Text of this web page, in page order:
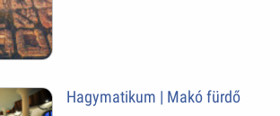
Hagymatikum | Makó fürdő